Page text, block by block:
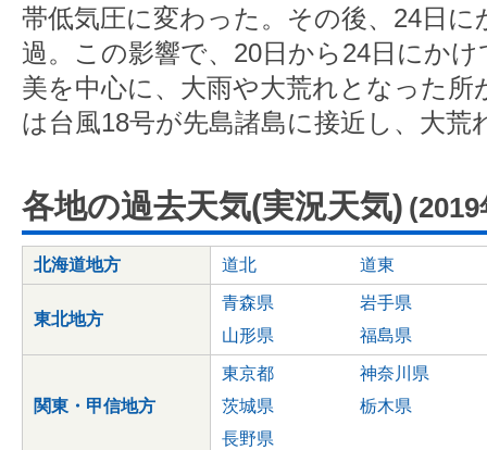
帯低気圧に変わった。その後、24日に
過。この影響で、20日から24日にか
美を中心に、大雨や大荒れとなった
は台風18号が先島諸島に接近し、大荒
各地の過去天気(実況天気)
北海道地方 道北 道東
東北地方
青森県
岩手県
山形県
福島県
関東・甲信地方
東京都
神奈川県
茨城県
栃木県
長野県